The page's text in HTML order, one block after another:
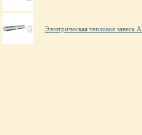
Электрическая тепловая